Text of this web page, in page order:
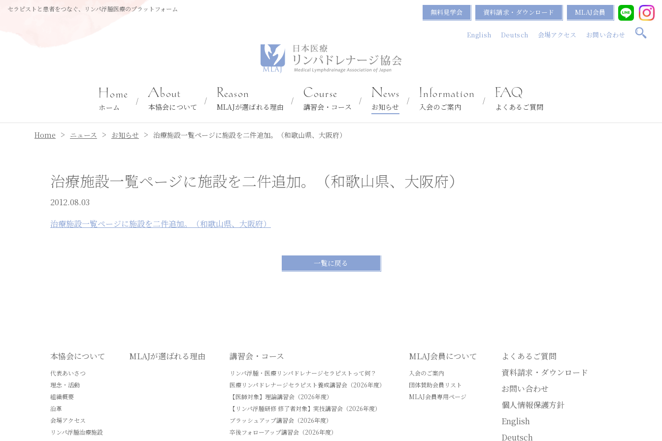
セラピストと患者をつなぐ、リンパ浮腫医療のプラットフォーム 無料見学会 資料請求・ダウンロード MLAJ会員
English Deutsch 会場アクセス お問い合わせ
ホーム
Home
本協会について
About
MLAJが選ばれる理由
Reason
講習会・コース
Course
お知らせ
News
入会のご案内
Information
よくあるご質問
FAQ
Home > ニュース > お知らせ > 治療施設一覧ページに施設を二件追加。（和歌山県、大阪府）
治療施設一覧ページに施設を二件追加。（和歌山県、大阪府）
2012.08.03
治療施設一覧ページに施設を二件追加。（和歌山県、大阪府）
一覧に戻る
本協会について
代表あいさつ
理念・活動
組織概要
沿革
会場アクセス
リンパ浮腫治療施設
MLAJが選ばれる理由 講習会・コース
リンパ浮腫・医療リンパドレナージセラピストって何？
医療リンパドレナージセラピスト養成講習会（2026年度）
【医師対象】理論講習会（2026年度）
【リンパ浮腫研修 修了者対象】実技講習会（2026年度）
ブラッシュアップ講習会（2026年度）
卒後フォローアップ講習会（2026年度）
MLAJ会員について
入会のご案内
団体賛助会員リスト
MLAJ会員専用ページ
よくあるご質問
資料請求・ダウンロード
お問い合わせ
個人情報保護方針
English
Deutsch